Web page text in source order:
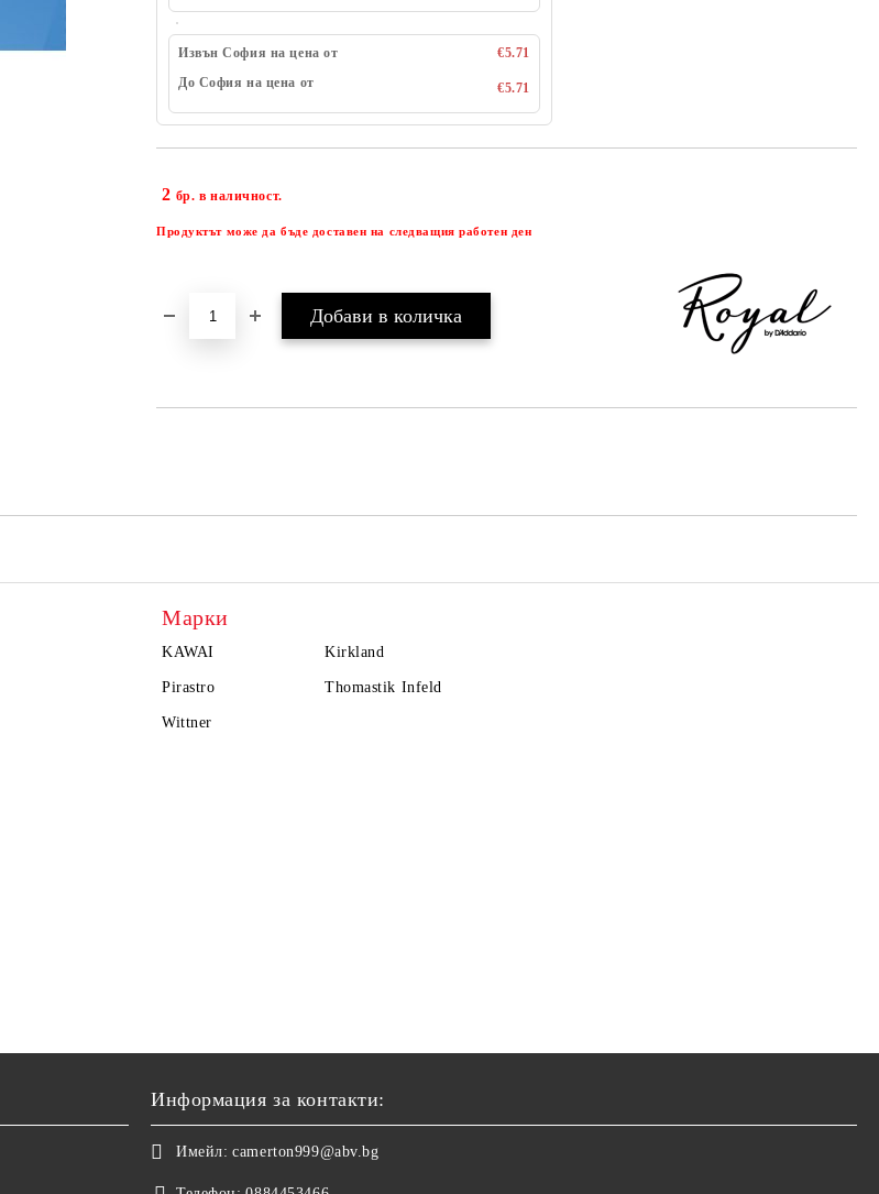
Извън София на цена от
€5.71
До София на цена от
€5.71
2 бр. в наличност.
Продуктът може да бъде доставен на следващия работен ден
Марки
KAWAI Kirkland
Pirastro Thomastik Infeld
Wittner
Информация за контакти:
Имейл: camerton999@abv.bg